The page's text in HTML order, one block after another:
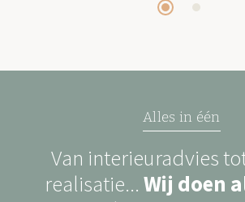
Alles in één
Van interieuradvies
realisatie... Wij doen